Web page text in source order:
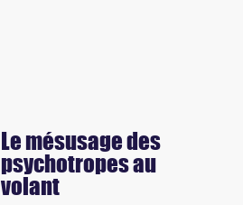
Le mésusage des
psychotropes au
volant